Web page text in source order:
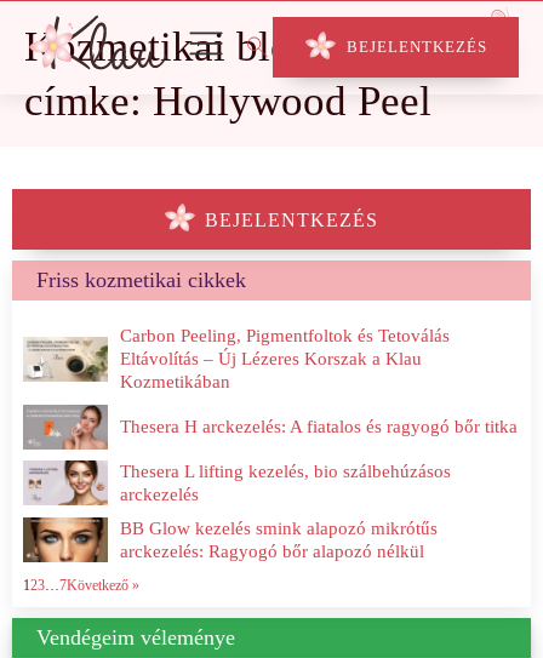
BEJELENTKEZÉS
Kozmetikai blog
címke: Hollywood Peel
Vendégeim véleménye
Friss kozmetikai cikkek
Carbon Peeling, Pigmentfoltok és Tetoválás
Eltávolítás – Új Lézeres Korszak a Klau
Kozmetikában
Thesera H arckezelés: A fiatalos és ragyogó bőr titka
Thesera L lifting kezelés, bio szálbehúzásos
arckezelés
BB Glow kezelés smink alapozó mikrótűs
arckezelés: Ragyogó bőr alapozó nélkül
123… 7Következő »
BEJELENTKEZÉS